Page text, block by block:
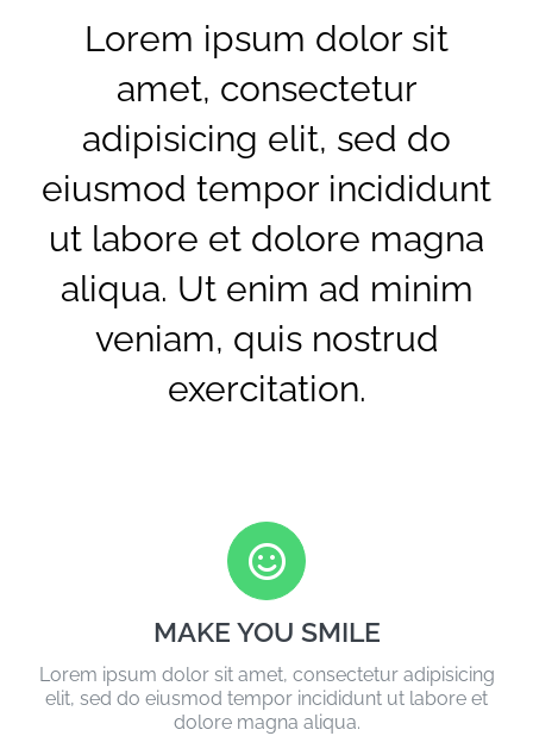
Lorem ipsum dolor sit
amet, consectetur
adipisicing elit, sed do
eiusmod tempor incididunt
ut labore et dolore magna
aliqua. Ut enim ad minim
veniam, quis nostrud
exercitation.
MAKE YOU SMILE
Lorem ipsum dolor sit amet, consectetur adipisicing
elit, sed do eiusmod tempor incididunt ut labore et
dolore magna aliqua.